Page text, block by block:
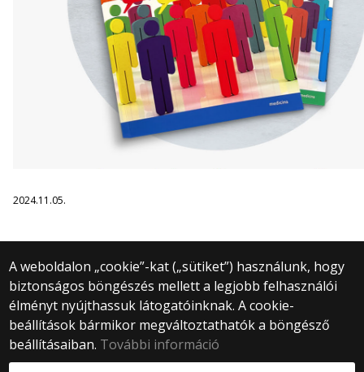
2024.11.05.
A weboldalon „cookie”-kat („sütiket”) használunk, hogy
biztonságos böngészés mellett a legjobb felhasználói
élményt nyújthassuk látogatóinknak. A cookie-
beállítások bármikor megváltoztathatók a böngésző
beállításaiban. További információ
© 2025 Eötvös Loránd Tudományegyetem
Minden jog fenntartva.
1053 Budapest, Egyetem tér 1–3.
Központi telefonszám: +36 1 411 6500
Webfejlesztés: